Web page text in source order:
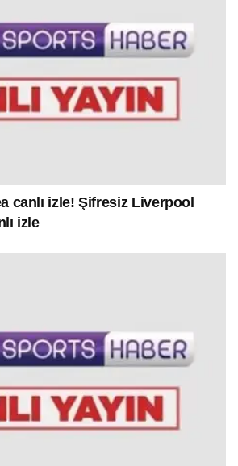
canlı izle! Şifresiz Liverpool
izle